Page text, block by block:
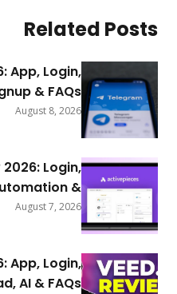
Related Posts
App, Login,
& FAQs
August 8, 2026
Login,
&
FAQs
August 7, 2026
App, Login,
AI & FAQs